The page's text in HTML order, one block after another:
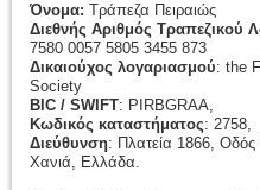
Όνομα: Τράπεζα Πειραιώς
Διεθνής Αριθμός Τραπεζικού
7580 0057 5805 3455 873
Δικαιούχος λογαριασμού: the
Society
BIC / SWIFT: PIRBGRAA,
Κωδικός καταστήματος: 2758,
Διεύθυνση: Πλατεία 1866, Οδός
Χανιά, Ελλάδα.